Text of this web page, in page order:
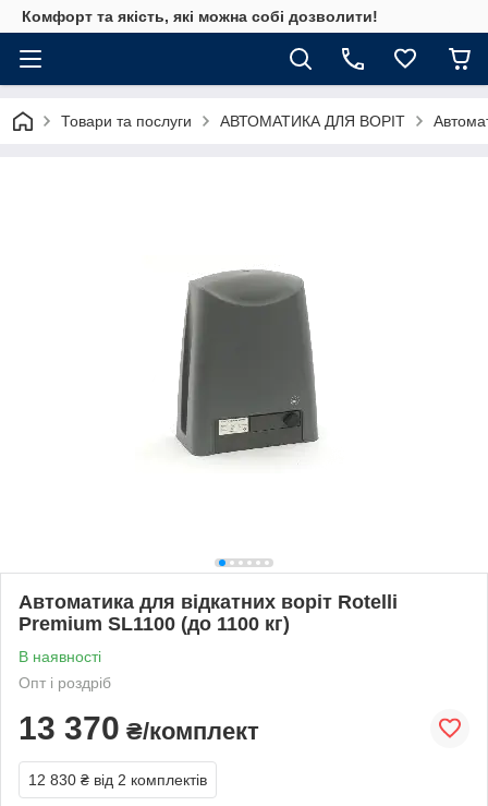
Комфорт та якість, які можна собі дозволити!
Товари та послуги АВТОМАТИКА ДЛЯ ВОРІТ
Автоматика для відкатних воріт Rotelli
Premium SL1100 (до 1100 кг)
В наявності
Опт і роздріб
13 370 ₴/комплект
12 830 ₴ від 2 комплектів